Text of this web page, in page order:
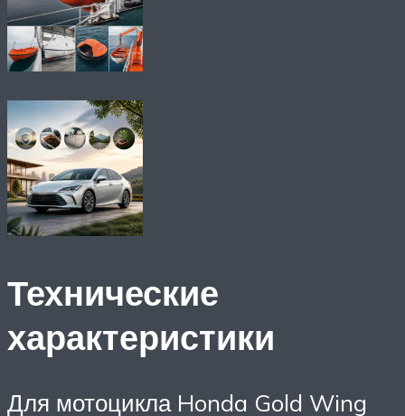
Технические
характеристики
Для мотоцикла Honda Gold Wing